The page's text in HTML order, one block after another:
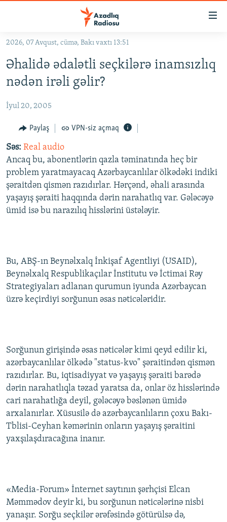
Əsas
qayıt
Əsas
qayıt
KORRUPSIOMETR
#ƏSLINDƏ
FƏRQƏ BAX
QANUNI DOĞRU
ARAŞDIRMA
MULTIMEDIA
VIDEO
RADIO ARXIV
İSLAM VƏ DEMOKRATIYA
İZ - MƏDƏNIYYƏT PROQRAMI
PEŞƏ ETIKASI VƏ JURNALISTIKA STANDARTLARIMIZ
MATERIALLARIMIZDAN ISTIFADƏ
AZADLIQRADIOSU MOBIL TELEFONUNUZDA
RFE/RL-in bütün saytları
2026, 07 Avqust, cümə, Bakı vaxtı 13:51
Əhalidə ədalətli seçkilərə inamsızlıq
nədən irəli gəlir?
İyul 20, 2005
Paylaş VPN-siz açmaq
Səs: Real audio
Ancaq bu, abonentlərin qazla təminatında heç bir
problem yaratmayacaq Azərbaycanlılar ölkədəki indiki
şəraitdən qismən razıdırlar. Hərçənd, əhali arasında
yaşayış şəraiti haqqında dərin narahatlıq var. Gələcəyə
ümid isə bu narazılıq hisslərini üstələyir.
Bu, ABŞ-ın Beynəlxalq İnkişaf Agentliyi (USAID),
Beynəlxalq Respublikaçılar İnstitutu və İctimai Rəy
Strategiyaları adlanan qurumun iyunda Azərbaycan
üzrə keçirdiyi sorğunun əsas nəticələridir.
Sorğunun girişində əsas nəticələr kimi qeyd edilir ki,
azərbaycanlılar ölkədə "status-kvo" şəraitindən qismən
razıdırlar. Bu, iqtisadiyyat və yaşayış şəraiti barədə
dərin narahatlıqla təzad yaratsa da, onlar öz hisslərində
cari narahatlığa deyil, gələcəyə bəslənən ümidə
arxalanırlar. Xüsusilə də azərbaycanlıların çoxu Bakı-
Tblisi-Ceyhan kəmərinin onların yaşayış şəraitini
yaxşılaşdıracağına inanır.
«Media-Forum» İnternet saytının şərhçisi Elcan
Məmmədov deyir ki, bu sorğunun nəticələrinə nisbi
yanaşır. Sorğu seçkilər ərəfəsində götürülsə də,